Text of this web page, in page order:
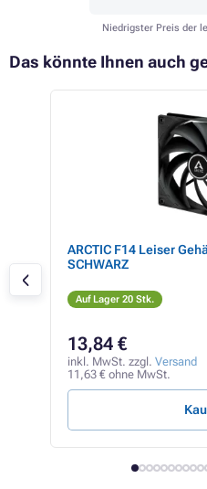
Niedrigster Preis der
Das könnte Ihnen auch
ARCTIC F14 Leiser
SCHWARZ
Auf Lager 20 Stk.
13,84 €
inkl. MwSt. zzgl. Versand
11,63 € ohne MwSt.